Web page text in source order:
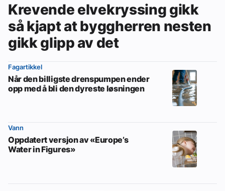
Krevende elvekryssing gikk
så kjapt at byggherren nesten
gikk glipp av det
Fagartikkel
Når den billigste drenspumpen ender
opp med å bli den dyreste løsningen
Vann
Oppdatert versjon av «Europe’s
Water in Figures»